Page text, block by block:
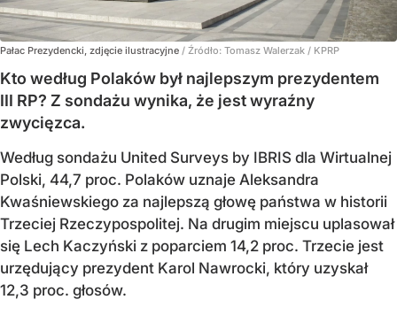
Pałac Prezydencki, zdjęcie ilustracyjne / Źródło: Tomasz Walerzak / KPRP
Kto według Polaków był najlepszym prezydentem
III RP? Z sondażu wynika, że jest wyraźny
zwycięzca.
Według sondażu United Surveys by IBRIS dla Wirtualnej
Polski, 44,7 proc. Polaków uznaje Aleksandra
Kwaśniewskiego za najlepszą głowę państwa w historii
Trzeciej Rzeczypospolitej. Na drugim miejscu uplasował
się Lech Kaczyński z poparciem 14,2 proc. Trzecie jest
urzędujący prezydent Karol Nawrocki, który uzyskał
12,3 proc. głosów.